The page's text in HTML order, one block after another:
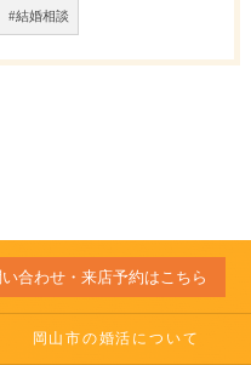
結婚相談
合わせ・来店予約はこちら
岡山市の婚活について